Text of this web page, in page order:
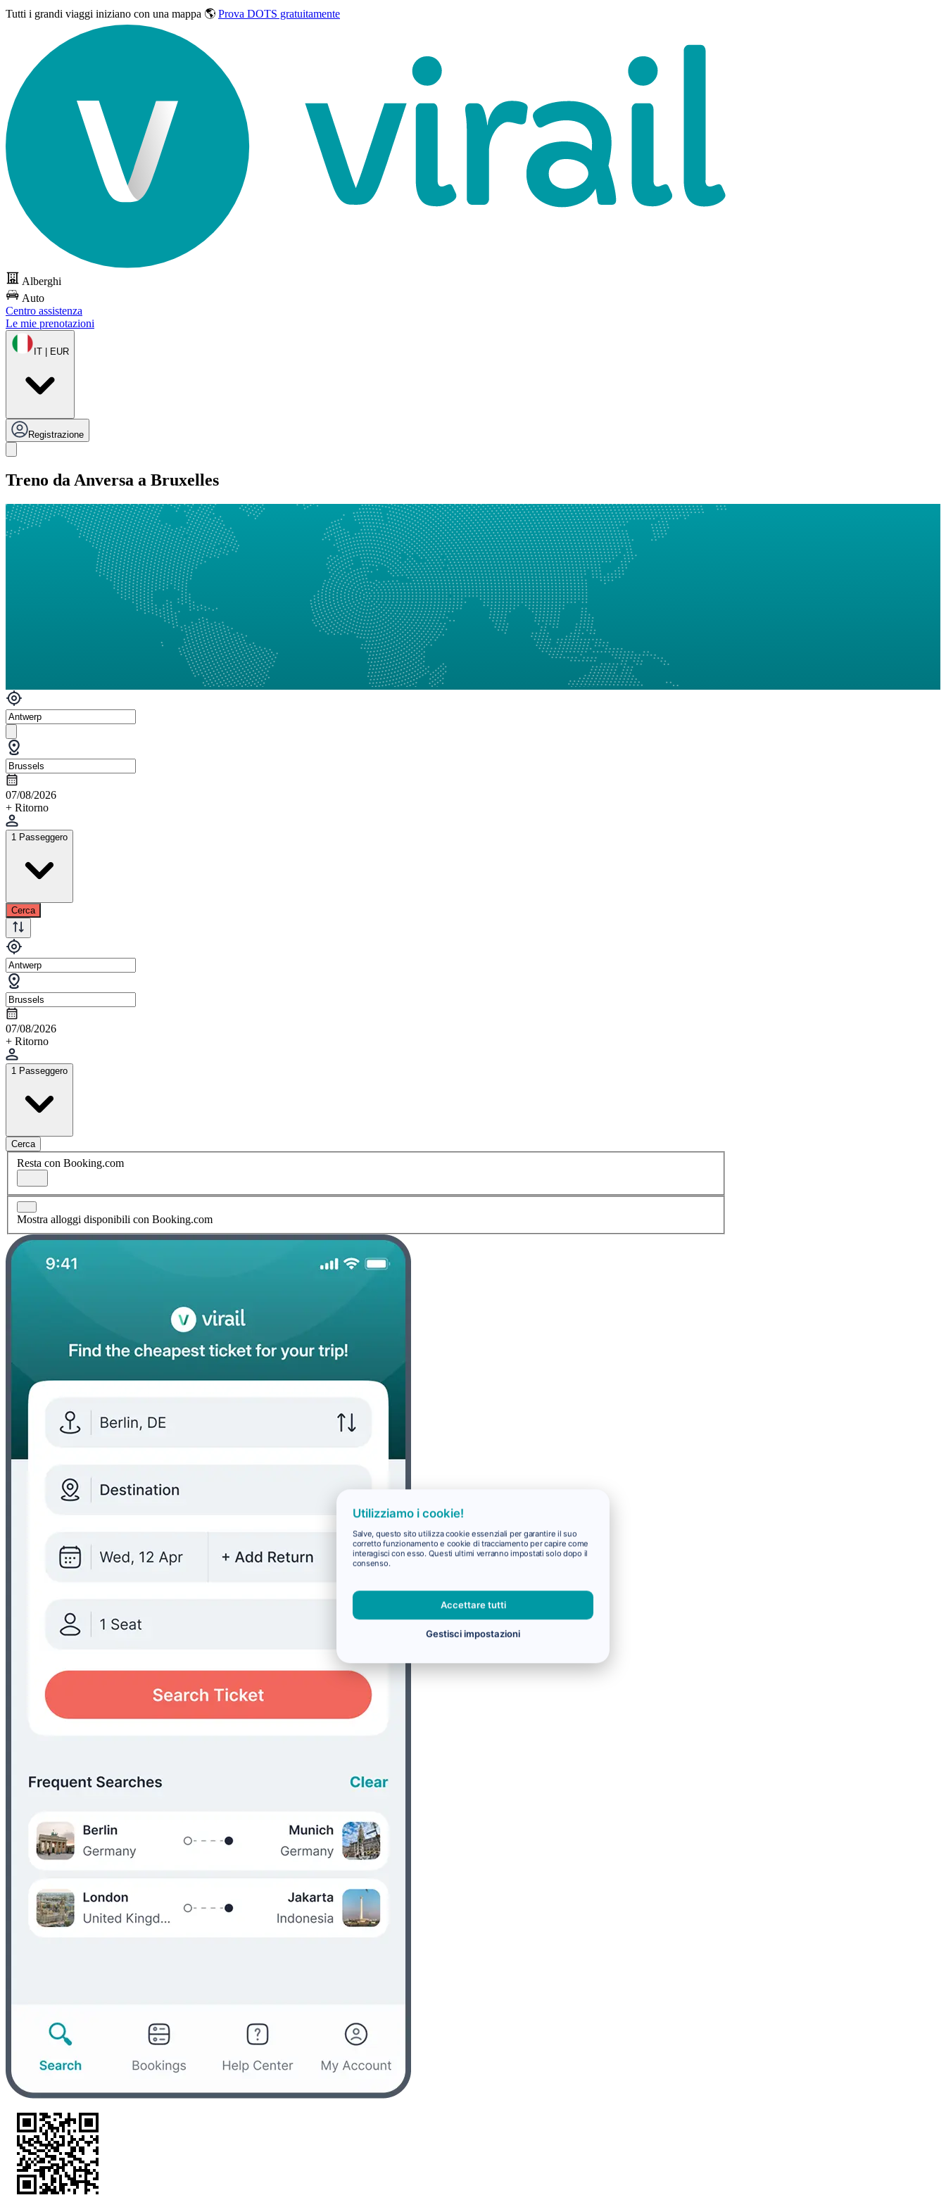
Tutti i grandi viaggi iniziano con una mappa 🌎 Prova DOTS gratuitamente
Alberghi
Auto
Centro assistenza
Le mie prenotazioni
IT | EUR
Registrazione
Treno da Anversa a Bruxelles
07/08/2026
+ Ritorno
1 Passeggero
Cerca
07/08/2026
+ Ritorno
1 Passeggero
Cerca
Resta con Booking.com
Mostra alloggi disponibili con Booking.com
Utilizziamo i cookie!
Salve, questo sito utilizza cookie essenziali per garantire il suo
corretto funzionamento e cookie di tracciamento per capire come
interagisci con esso. Questi ultimi verranno impostati solo dopo il
consenso.
Accettare tutti
Gestisci impostazioni